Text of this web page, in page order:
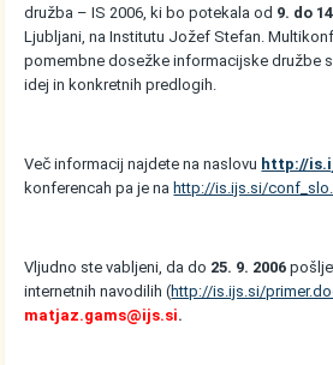
družba – IS 2006, ki bo potekala od 9. do
Ljubljani, na Institutu Jožef Stefan.
pomembne dosežke informacijske družbe
idej in konkretnih predlogih.
Več informacij najdete na naslovu http://
konferencah pa je na http://is.ijs.si/
Vljudno ste vabljeni, da do 25. 9. 2006
internetnih navodilih (http://is.ijs.si/
matjaz.gams@ijs.si.